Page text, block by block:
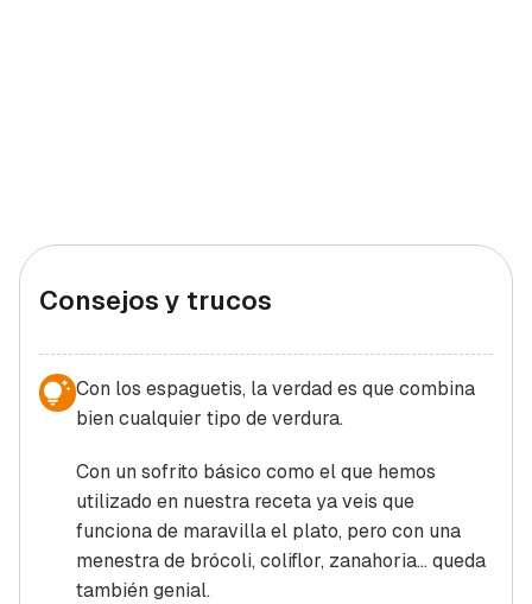
Consejos y trucos
Con los espaguetis, la verdad es que combina
bien cualquier tipo de verdura.
Con un sofrito básico como el que hemos
utilizado en nuestra receta ya veis que
funciona de maravilla el plato, pero con una
menestra de brócoli, coliflor, zanahoria... queda
también genial.